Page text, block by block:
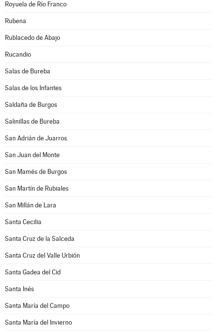
Royuela de Río Franco
Rubena
Rublacedo de Abajo
Rucandio
Salas de Bureba
Salas de los Infantes
Saldaña de Burgos
Salinillas de Bureba
San Adrián de Juarros
San Juan del Monte
San Mamés de Burgos
San Martín de Rubiales
San Millán de Lara
Santa Cecilia
Santa Cruz de la Salceda
Santa Cruz del Valle Urbión
Santa Gadea del Cid
Santa Inés
Santa María del Campo
Santa María del Invierno